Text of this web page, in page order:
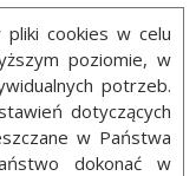
cookies w celu
poziomie, w
potrzeb.
dotyczących
w Państwa
dokonać w